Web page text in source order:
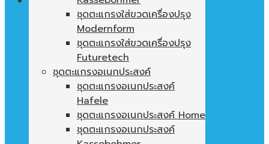
ตะกร้าสินค้า
ไม่มีสินค้าในตะกร้า
ชุดตะแกรงใส่ขวดเครื่องปรุง
Modernform
ชุดตะแกรงใส่ขวดเครื่องปรุง
Futuretech
ชุดตะแกรงอเนกประสงค์
ชุดตะแกรงอเนกประสงค์
Hafele
ชุดตะแกรงอเนกประสงค์ Home
ชุดตะแกรงอเนกประสงค์